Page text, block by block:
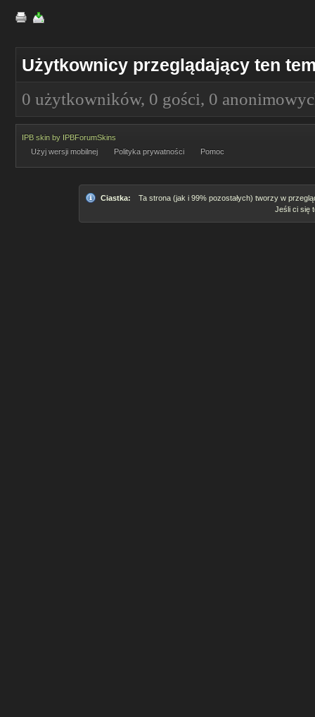
Użytkownicy przeglądający ten
0 użytkowników, 0 gości, 0
IPB skin by
IPBForumSkins
Użyj wersji mobilnej
Polityka prywatności Pomoc
Ciastka:
Ta strona (jak i 99% pozostałych) tworzy w
Jeśli ci się